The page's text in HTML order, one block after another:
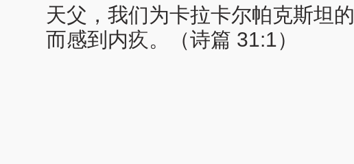
天父，我们为卡拉卡尔帕克斯坦
而感到内疚。（诗篇 31:1）